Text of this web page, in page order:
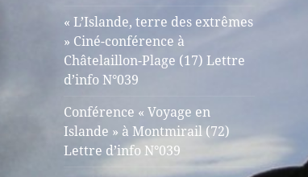
« L’Islande, terre des extrêmes
» Ciné-conférence à
Châtelaillon-Plage (17) Lettre
d’info N°039
Conférence « Voyage en
Islande » à Montmirail (72)
Lettre d’info N°039